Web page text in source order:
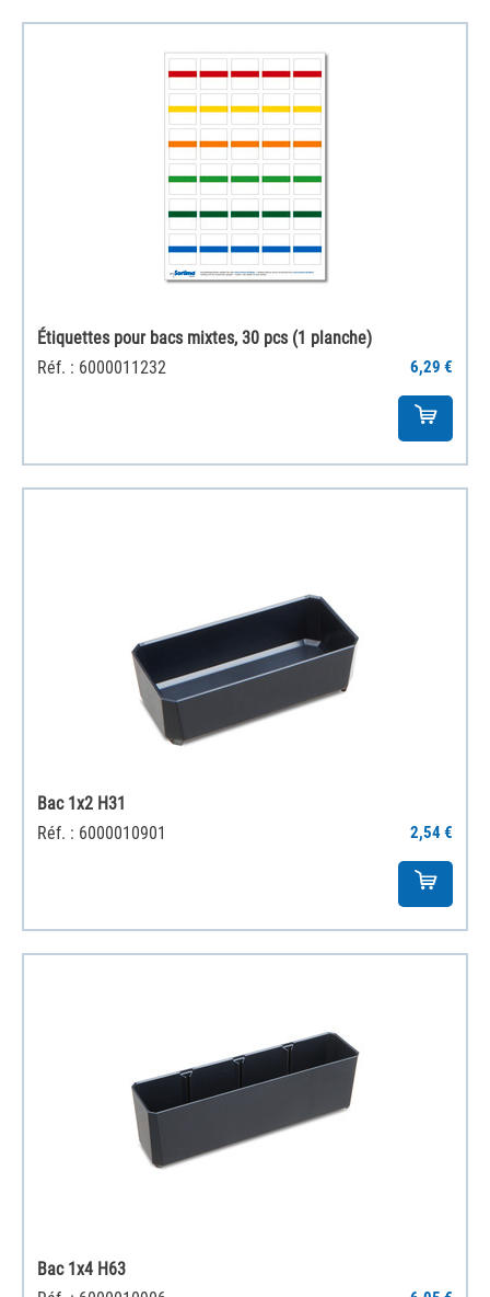
Étiquettes pour bacs mixtes, 30 pcs (1 planche)
Réf. : 6000011232
6,29 €
Bac 1x2 H31
Réf. : 6000010901
2,54 €
Bac 1x4 H63